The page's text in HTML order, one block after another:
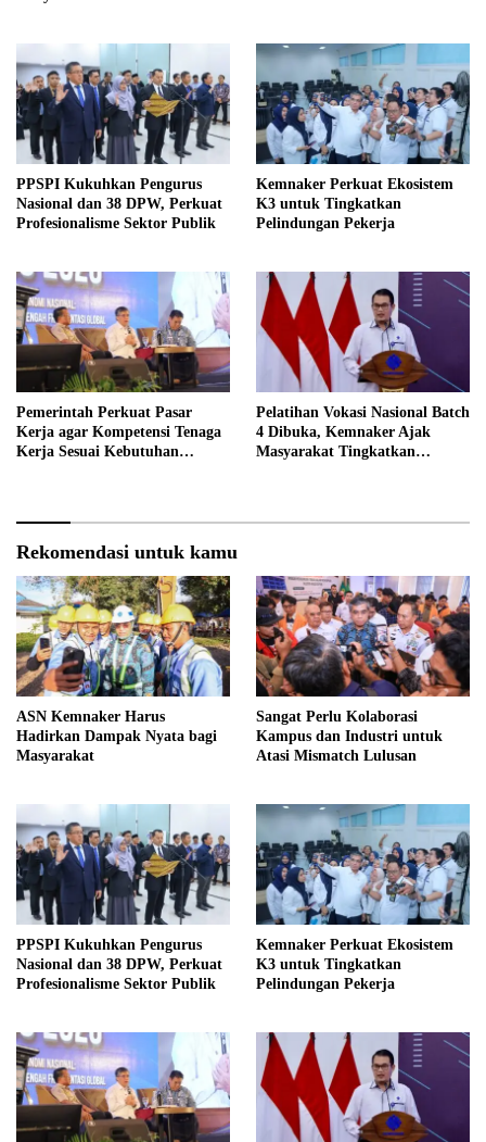
PPSPI Kukuhkan Pengurus
Nasional dan 38 DPW, Perkuat
Profesionalisme Sektor Publik
Kemnaker Perkuat Ekosistem
K3 untuk Tingkatkan
Pelindungan Pekerja
Pemerintah Perkuat Pasar
Kerja agar Kompetensi Tenaga
Kerja Sesuai Kebutuhan
Pelatihan Vokasi Nasional Batch
4 Dibuka, Kemnaker Ajak
Masyarakat Tingkatkan
Rekomendasi untuk kamu
ASN Kemnaker Harus
Hadirkan Dampak Nyata bagi
Masyarakat
Sangat Perlu Kolaborasi
Kampus dan Industri untuk
Atasi Mismatch Lulusan
PPSPI Kukuhkan Pengurus
Nasional dan 38 DPW, Perkuat
Profesionalisme Sektor Publik
Kemnaker Perkuat Ekosistem
K3 untuk Tingkatkan
Pelindungan Pekerja